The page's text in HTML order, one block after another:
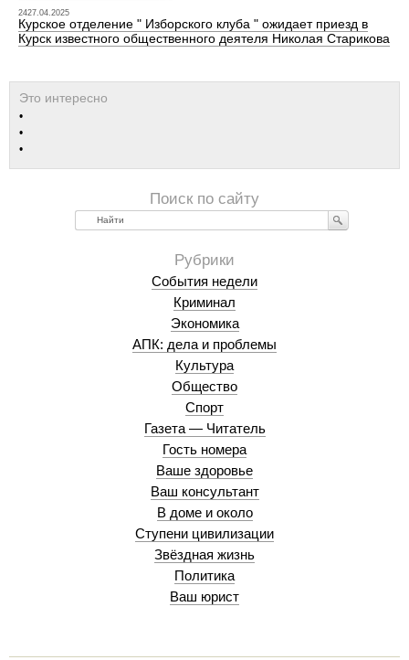
2427.04.2025
Курское отделение " Изборского клуба " ожидает приезд в
Курск известного общественного деятеля Николая Старикова
Найти
События недели
Криминал
Экономика
АПК: дела и проблемы
Культура
Общество
Спорт
Газета — Читатель
Гость номера
Ваше здоровье
Ваш консультант
В доме и около
Ступени цивилизации
Звёздная жизнь
Политика
Ваш юрист